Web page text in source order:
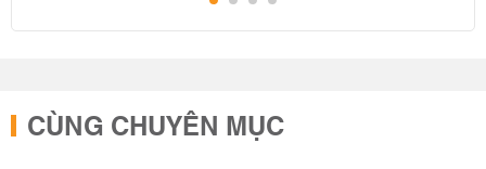
CÙNG CHUYÊN MỤC